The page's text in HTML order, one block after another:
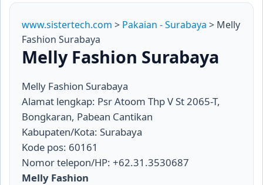
www.sistertech.com > Pakaian - Surabaya > Melly
Fashion Surabaya
Melly Fashion Surabaya
Melly Fashion Surabaya
Alamat lengkap: Psr Atoom Thp V St 2065-T,
Bongkaran, Pabean Cantikan
Kabupaten/Kota: Surabaya
Kode pos: 60161
Nomor telepon/HP: +62.31.3530687
Melly Fashion